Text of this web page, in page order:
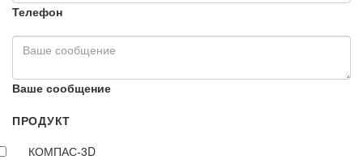
Телефон
Ваше сообщение
ПРОДУКТ
КОМПАС-3D